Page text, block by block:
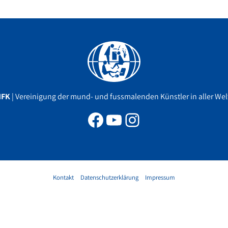
| Vereinigung der mund- und fussmalenden Künstler in aller
Facebook
YouTube
Instagram
Kontakt Datenschutzerklärung Impressum